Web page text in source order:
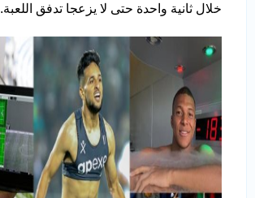
خلال ثانية واحدة حتى لا يزعجا تدفق اللعبة.